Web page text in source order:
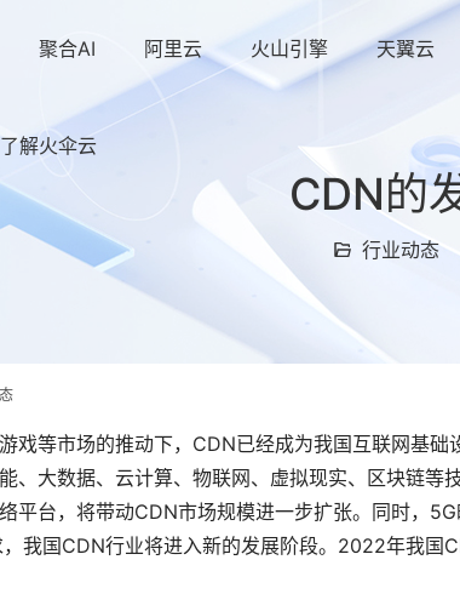
聚合AI 阿里云 火山引擎 天翼云
了解火伞云
CDN的
行业动态
戏等市场的推动下，CDN已经成为我国互联网基
、大数据、云计算、物联网、虚拟现实、区块链等
平台，将带动CDN市场规模进一步扩张。同时，
我国CDN行业将进入新的发展阶段。2022年我国